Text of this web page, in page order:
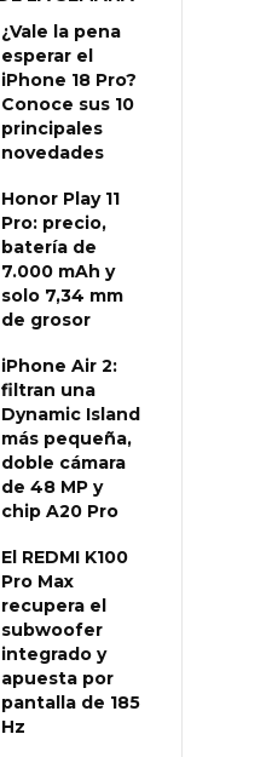
¿Vale la pena
esperar el
iPhone 18 Pro?
Conoce sus 10
principales
novedades
Honor Play 11
Pro: precio,
batería de
7.000 mAh y
solo 7,34 mm
de grosor
iPhone Air 2:
filtran una
Dynamic Island
más pequeña,
doble cámara
de 48 MP y
chip A20 Pro
El REDMI K100
Pro Max
recupera el
subwoofer
integrado y
apuesta por
pantalla de 185
Hz